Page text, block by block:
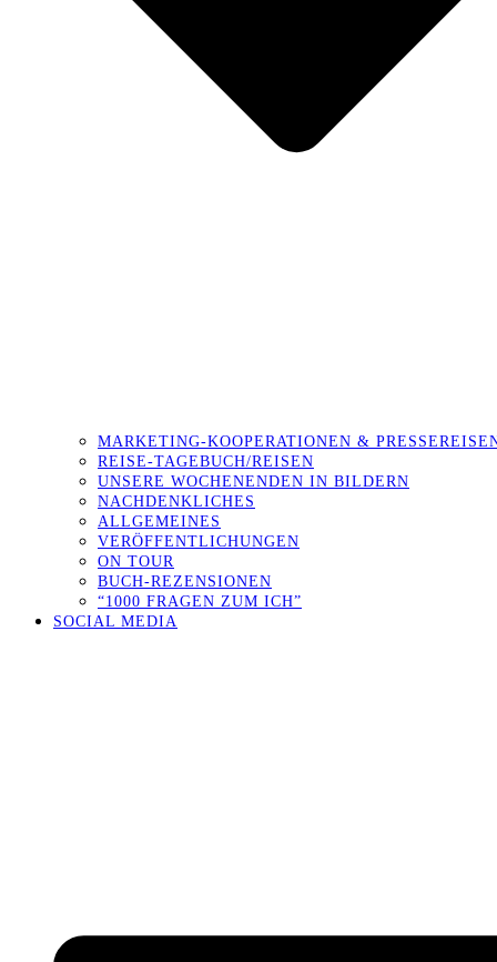
MARKETING-KOOPERATIONEN &
REISE-TAGEBUCH/REISEN
UNSERE WOCHENENDEN IN BILDERN
NACHDENKLICHES
ALLGEMEINES
VERÖFFENTLICHUNGEN
ON TOUR
BUCH-REZENSIONEN
“1000 FRAGEN ZUM ICH”
SOCIAL MEDIA